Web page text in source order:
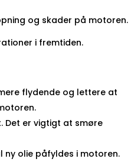
og skader på motoren.
i fremtiden.
flydende og lettere at
Det er vigtigt at smøre
olie påfyldes i motoren.